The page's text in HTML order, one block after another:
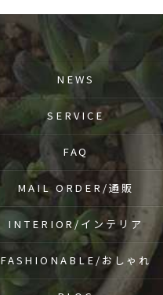
NEWS
SERVICE
FAQ
MAIL ORDER/通販
INTERIOR/インテリア
FASHIONABLE/おしゃれ